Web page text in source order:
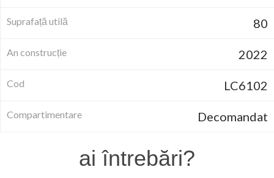
Suprafață utilă 80
An construcție 2022
Cod LC6102
Compartimentare Decomandat
ai întrebări?